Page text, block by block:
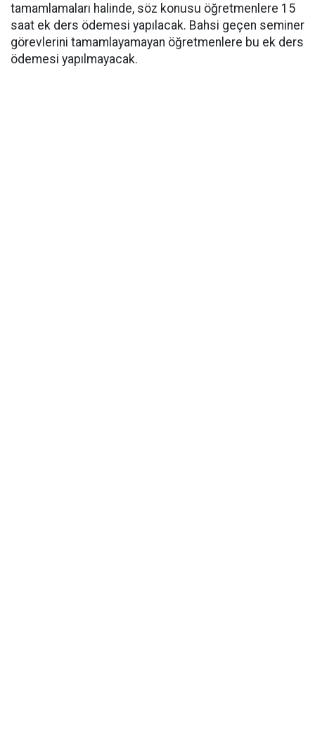
tamamlamaları halinde, söz konusu öğretmenlere 15
saat ek ders ödemesi yapılacak. Bahsi geçen seminer
görevlerini tamamlayamayan öğretmenlere bu ek ders
ödemesi yapılmayacak.